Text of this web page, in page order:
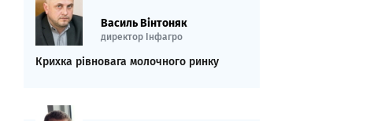
Василь Вінтоняк
директор Інфагро
Крихка рівновага молочного ринку